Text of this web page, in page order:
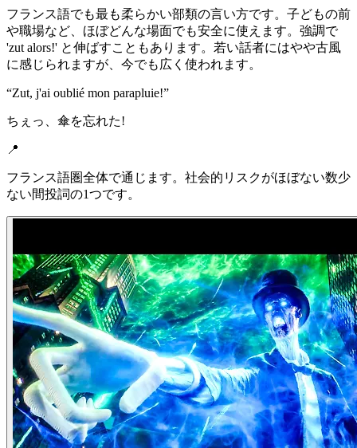
フランス語でも最も柔らかい部類の言い方です。子どもの前
や職場など、ほぼどんな場面でも安全に使えます。強調で
'zut alors!' と伸ばすこともあります。若い話者にはやや古風
に感じられますが、今でも広く使われます。
“Zut, j'ai oublié mon parapluie!”
ちぇっ、傘を忘れた!
📍
フランス語圏全体で通じます。社会的リスクがほぼない数少
ない間投詞の1つです。